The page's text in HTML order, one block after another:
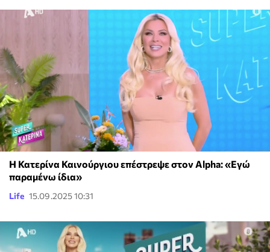
Η Κατερίνα Καινούργιου επέστρεψε στον Alpha: «Εγώ
παραμένω ίδια»
Life 15.09.2025 10:31